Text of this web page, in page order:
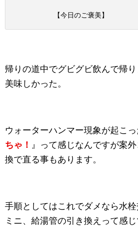
【今日のご褒美】
帰りの道中でグビグビ飲んで帰
美味しかった。
ウォーターハンマー現象が起こっ
ちゃ！ 』って感じなんですが案
換で直る事もあります。
手順としてはこれでダメなら水
ミニ、給湯管の引き換えって感じ